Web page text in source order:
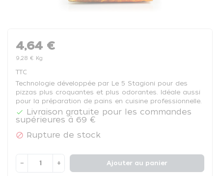
4,64 €
9,28 € Kg
TTC
Technologie développée par Le 5 Stagioni pour des
pizzas plus croquantes et plus odorantes. Idéale aussi
pour la préparation de pains en cuisine professionnelle.

Livraison gratuite pour les commandes
supérieures à 69 €
 Rupture de stock
− + Ajouter au panier